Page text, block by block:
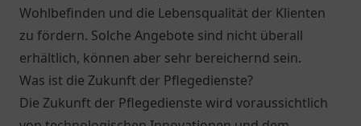
Wohlbefinden und die Lebensqualität der Klienten
zu fördern. Solche Angebote sind nicht überall
erhältlich, können aber sehr bereichernd sein.
Was ist die Zukunft der Pflegedienste?
Die Zukunft der Pflegedienste wird voraussichtlich